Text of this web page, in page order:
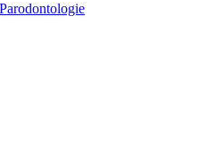
Parodontologie